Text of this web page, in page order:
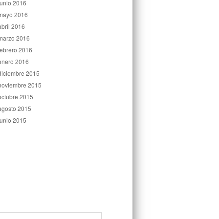
2016
2016
2016
2016
2016
2016
2015
2015
2015
2015
2015